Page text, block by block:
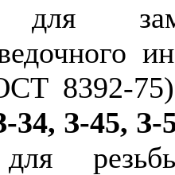
для
8392-
З-45, З-